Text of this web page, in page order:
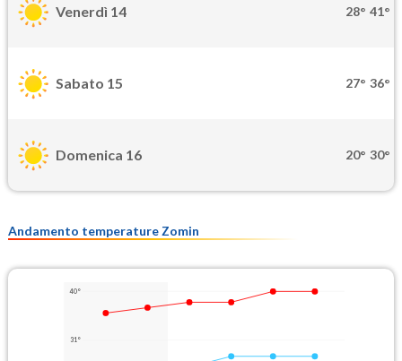
Venerdì 14 28° 41°
Sabato 15 27° 36°
Domenica 16 20° 30°
Andamento temperature Zomin
40°
31°